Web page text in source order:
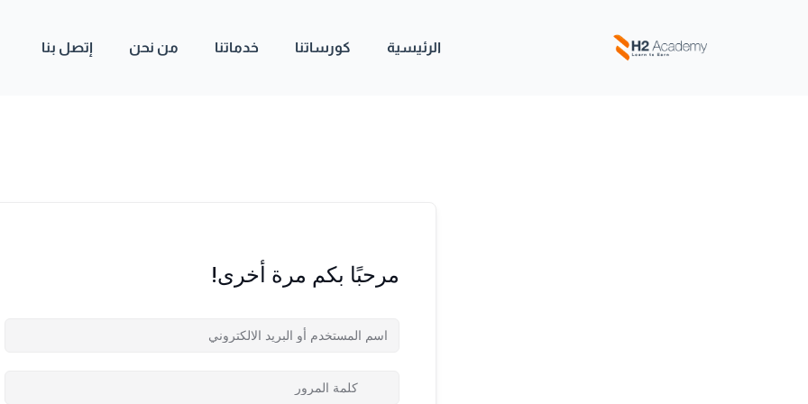
الرئيسية كورساتنا خدماتنا من نحن إتصل بنا
مرحبًا بكم مرة أخرى!